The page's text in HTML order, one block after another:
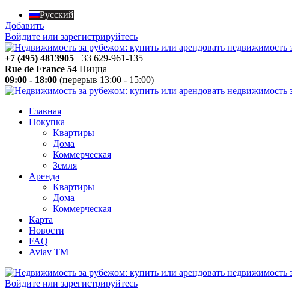
Русский
Добавить
Войдите или зарегистрируйтесь
+7 (495) 4813905 +33 629-961-135
Rue de France 54 Ницца
09:00 - 18:00 (перерыв 13:00 - 15:00)
Главная
Покупка
Квартиры
Дома
Коммерческая
Земля
Аренда
Квартиры
Дома
Коммерческая
Карта
Новости
FAQ
Aviav TM
Войдите или зарегистрируйтесь